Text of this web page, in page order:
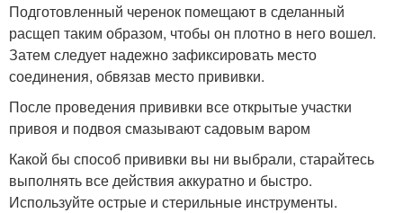
Подготовленный черенок помещают в сделанный
расщеп таким образом, чтобы он плотно в него вошел.
Затем следует надежно зафиксировать место
соединения, обвязав место прививки.
После проведения прививки все открытые участки
привоя и подвоя смазывают садовым варом
Какой бы способ прививки вы ни выбрали, старайтесь
выполнять все действия аккуратно и быстро.
Используйте острые и стерильные инструменты.